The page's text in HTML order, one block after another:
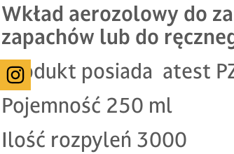
Wkład aerozolowy do
zapachów lub do
Produkt posiada atest
Pojemność 250 ml
Ilość rozpyleń 3000